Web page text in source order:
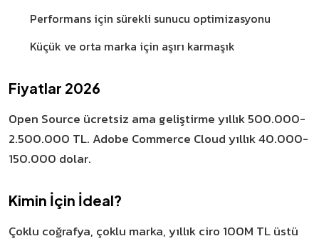
Performans için sürekli sunucu optimizasyonu
Küçük ve orta marka için aşırı karmaşık
Fiyatlar 2026
Open Source ücretsiz ama geliştirme yıllık 500.000-
2.500.000 TL. Adobe Commerce Cloud yıllık 40.000-
150.000 dolar.
Kimin İçin İdeal?
Çoklu coğrafya, çoklu marka, yıllık ciro 100M TL üstü